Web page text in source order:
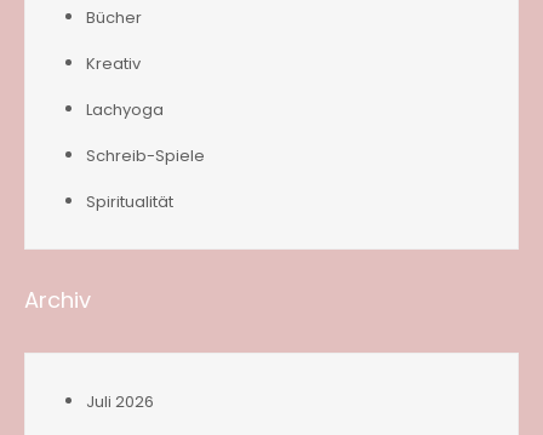
Bücher
Kreativ
Lachyoga
Schreib-Spiele
Spiritualität
Archiv
Juli 2026